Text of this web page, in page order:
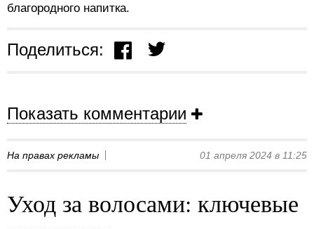
благородного напитка.
Поделиться:
Показать комментарии
На правах рекламы 01 апреля 2024 в 11:25
Уход за волосами: ключевые